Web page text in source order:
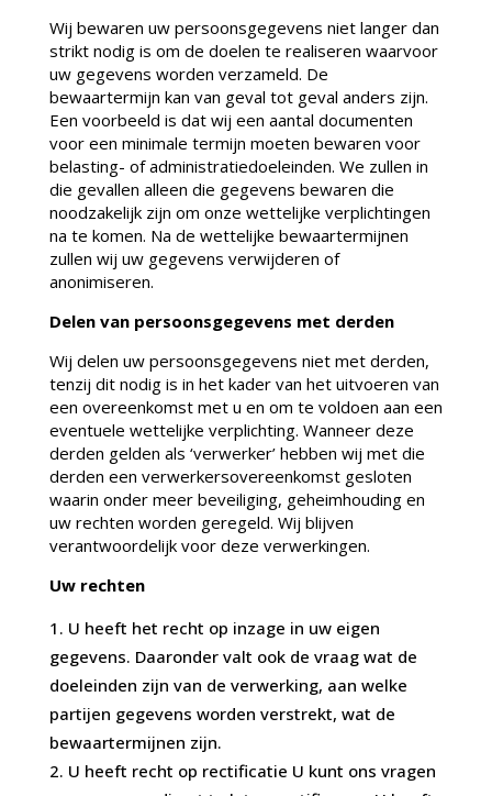
Wij bewaren uw persoonsgegevens niet langer dan
strikt nodig is om de doelen te realiseren waarvoor
uw gegevens worden verzameld. De
bewaartermijn kan van geval tot geval anders zijn.
Een voorbeeld is dat wij een aantal documenten
voor een minimale termijn moeten bewaren voor
belasting- of administratiedoeleinden. We zullen in
die gevallen alleen die gegevens bewaren die
noodzakelijk zijn om onze wettelijke verplichtingen
na te komen. Na de wettelijke bewaartermijnen
zullen wij uw gegevens verwijderen of
anonimiseren.
Delen van persoonsgegevens met derden
Wij delen uw persoonsgegevens niet met derden,
tenzij dit nodig is in het kader van het uitvoeren van
een overeenkomst met u en om te voldoen aan een
eventuele wettelijke verplichting. Wanneer deze
derden gelden als ‘verwerker’ hebben wij met die
derden een verwerkersovereenkomst gesloten
waarin onder meer beveiliging, geheimhouding en
uw rechten worden geregeld. Wij blijven
verantwoordelijk voor deze verwerkingen.
Uw rechten
U heeft het recht op inzage in uw eigen
gegevens. Daaronder valt ook de vraag wat de
doeleinden zijn van de verwerking, aan welke
partijen gegevens worden verstrekt, wat de
bewaartermijnen zijn.
U heeft recht op rectificatie U kunt ons vragen